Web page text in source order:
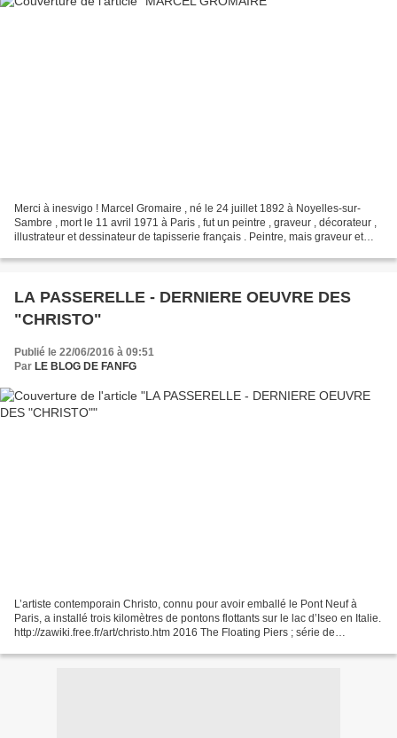
Merci à inesvigo ! Marcel Gromaire , né le 24 juillet 1892 à Noyelles-sur-
Sambre , mort le 11 avril 1971 à Paris , fut un peintre , graveur , décorateur ,
illustrateur et dessinateur de tapisserie français . Peintre, mais graveur et
LA PASSERELLE - DERNIERE OEUVRE DES
"CHRISTO"
Publié le 22/06/2016 à 09:51
Par LE BLOG DE FANFG
L’artiste contemporain Christo, connu pour avoir emballé le Pont Neuf à
Paris, a installé trois kilomètres de pontons flottants sur le lac d’Iseo en Italie.
http://zawiki.free.fr/art/christo.htm 2016 The Floating Piers ; série de